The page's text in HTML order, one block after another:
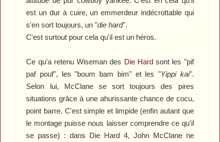
est un dur à cuire, un emmerdeur indécrottable qui
s'en sort toujours, un "die hard".
C'est surtout pour cela qu'il est un héros.
Ce qu'a retenu Wiseman des Die Hardsont les "pif
paf pouf", les "boum bam bim" et les "Yippi kai".
Selon lui, McClane se sort toujours des pires
situations grâce à une ahurissante chance de cocu,
point barre. C'est simple et limpide (enfin autant que
le montage puisse nous laisser comprendre ce qu'il
se passe) : dans Die Hard 4, John McClane ne